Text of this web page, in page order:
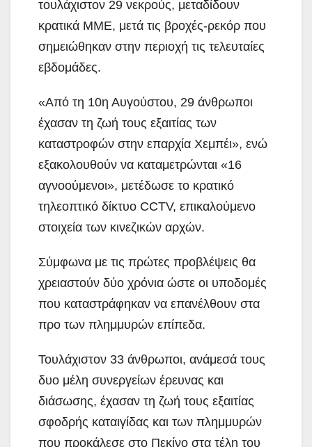
τουλάχιστον 29 νεκρούς, μεταδίδουν
κρατικά ΜΜΕ, μετά τις βροχές-ρεκόρ που
σημειώθηκαν στην περιοχή τις τελευταίες
εβδομάδες.
«Από τη 10η Αυγούστου, 29 άνθρωποι
έχασαν τη ζωή τους εξαιτίας των
καταστροφών στην επαρχία Χεμπέι», ενώ
εξακολουθούν να καταμετρώνται «16
αγνοούμενοι», μετέδωσε το κρατικό
τηλεοπτικό δίκτυο CCTV, επικαλούμενο
στοιχεία των κινεζικών αρχών.
Σύμφωνα με τις πρώτες προβλέψεις θα
χρειαστούν δύο χρόνια ώστε οι υποδομές
που καταστράφηκαν να επανέλθουν στα
προ των πλημμυρών επίπεδα.
Τουλάχιστον 33 άνθρωποι, ανάμεσά τους
δυο μέλη συνεργείων έρευνας και
διάσωσης, έχασαν τη ζωή τους εξαιτίας
σφοδρής καταιγίδας και των πλημμυρών
που προκάλεσε στο Πεκίνο στα τέλη του